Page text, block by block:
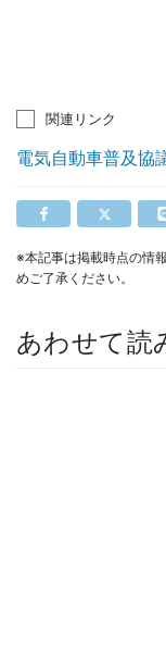
関連リンク
電気自動車普及協
※本記事は掲載時点の情
めご了承ください。
あわせて読